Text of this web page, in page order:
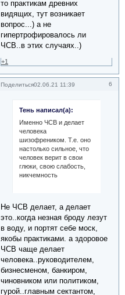
то практикам древних
видящих, тут возникает
вопрос...) а не
гипертрофировалось ли
ЧСВ..в этих случаях..)
+1
Поделиться 6
02.06.21 11:39
Тень написал(а):
Именно ЧСВ и делает
человека
шизофреником. Т.е. оно
настолько сильное, что
человек верит в свои
глюки, свою слабость,
никчемность
Не ЧСВ делает, а делает
это..когда незная броду лезут
в воду, и портят себе моск,
якобы практиками. а здоровое
ЧСВ чаще делает
человека..руководителем,
бизнесменом, банкиром,
чиновником или политиком,
гурой..главным сектантом,